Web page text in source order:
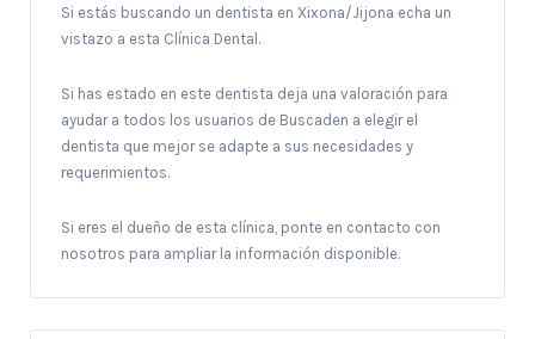
Si estás buscando un dentista en Xixona/Jijona echa un
vistazo a esta Clínica Dental.
Si has estado en este dentista deja una valoración para
ayudar a todos los usuarios de Buscaden a elegir el
dentista que mejor se adapte a sus necesidades y
requerimientos.
Si eres el dueño de esta clínica, ponte en contacto con
nosotros para ampliar la información disponible.